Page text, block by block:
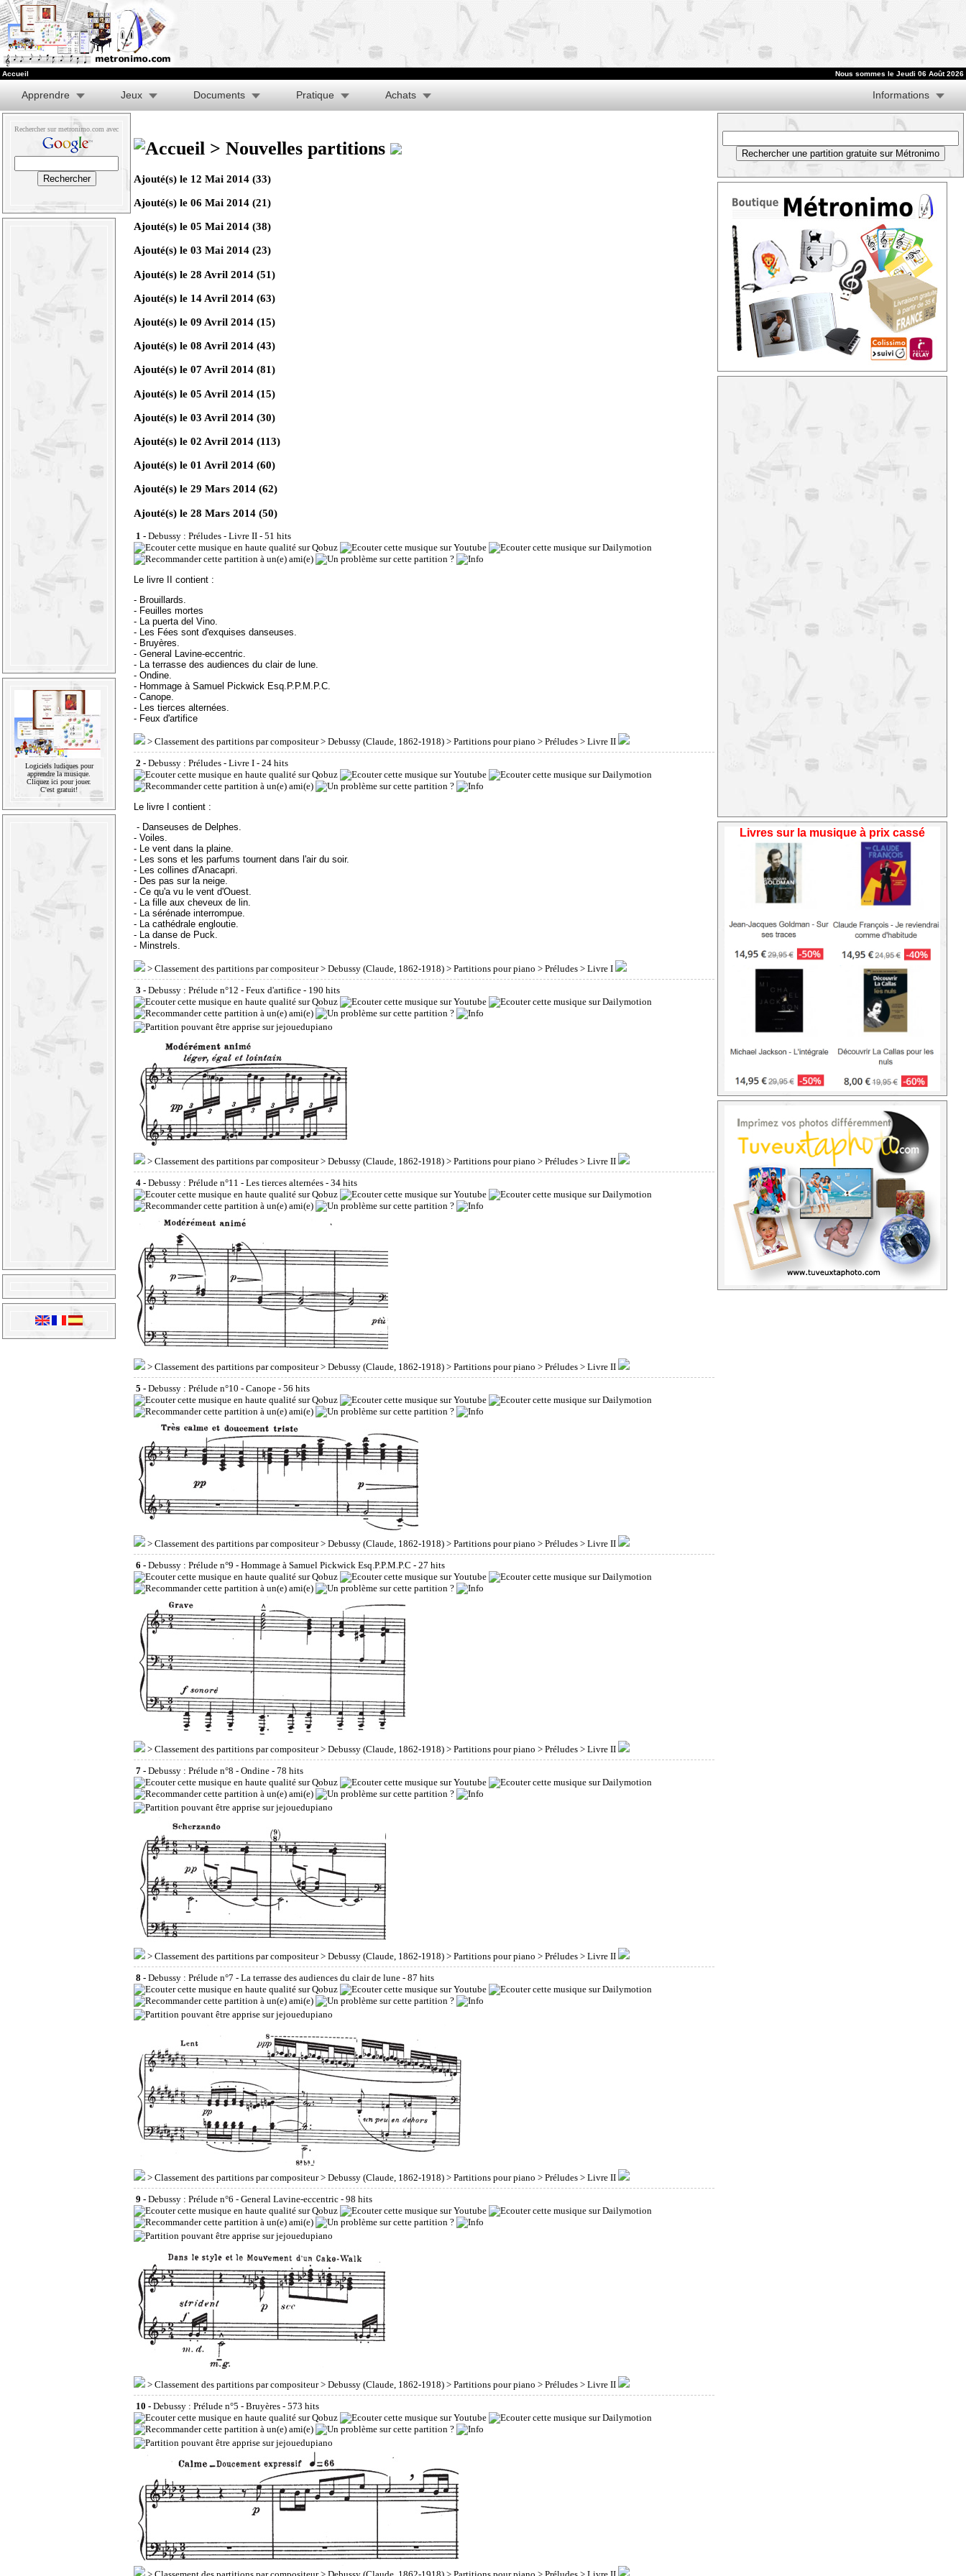
Accueil Nous sommes le Jeudi 06 Août 2026
Apprendre Jeux Documents Pratique Achats Informations
Rechercher sur metronimo.com avec
Logiciels ludiques pour
apprendre la musique.
Cliquez ici pour jouer.
C'est gratuit!
> Nouvelles partitions
Ajouté(s) le 12 Mai 2014 (33)
Ajouté(s) le 06 Mai 2014 (21)
Ajouté(s) le 05 Mai 2014 (38)
Ajouté(s) le 03 Mai 2014 (23)
Ajouté(s) le 28 Avril 2014 (51)
Ajouté(s) le 14 Avril 2014 (63)
Ajouté(s) le 09 Avril 2014 (15)
Ajouté(s) le 08 Avril 2014 (43)
Ajouté(s) le 07 Avril 2014 (81)
Ajouté(s) le 05 Avril 2014 (15)
Ajouté(s) le 03 Avril 2014 (30)
Ajouté(s) le 02 Avril 2014 (113)
Ajouté(s) le 01 Avril 2014 (60)
Ajouté(s) le 29 Mars 2014 (62)
Ajouté(s) le 28 Mars 2014 (50)
1 - Debussy : Préludes - Livre II - 51 hits
Le livre II contient :
- Brouillards.
- Feuilles mortes
- La puerta del Vino.
- Les Fées sont d'exquises danseuses.
- Bruyères.
- General Lavine-eccentric.
- La terrasse des audiences du clair de lune.
- Ondine.
- Hommage à Samuel Pickwick Esq.P.P.M.P.C.
- Canope.
- Les tierces alternées.
- Feux d'artifice
> Classement des partitions par compositeur> Debussy (Claude, 1862-1918) > Partitions pour piano > Préludes > Livre II
2 - Debussy : Préludes - Livre I - 24 hits
Le livre I contient :
- Danseuses de Delphes.
- Voiles.
- Le vent dans la plaine.
- Les sons et les parfums tournent dans l'air du soir.
- Les collines d'Anacapri.
- Des pas sur la neige.
- Ce qu'a vu le vent d'Ouest.
- La fille aux cheveux de lin.
- La sérénade interrompue.
- La cathédrale engloutie.
- La danse de Puck.
- Minstrels.
> Classement des partitions par compositeur> Debussy (Claude, 1862-1918) > Partitions pour piano > Préludes > Livre I
3 - Debussy : Prélude n°12 - Feux d'artifice - 190 hits
> Classement des partitions par compositeur> Debussy (Claude, 1862-1918) > Partitions pour piano > Préludes > Livre II
4 - Debussy : Prélude n°11 - Les tierces alternées - 34 hits
> Classement des partitions par compositeur> Debussy (Claude, 1862-1918) > Partitions pour piano > Préludes > Livre II
5 - Debussy : Prélude n°10 - Canope - 56 hits
> Classement des partitions par compositeur> Debussy (Claude, 1862-1918) > Partitions pour piano > Préludes > Livre II
6 - Debussy : Prélude n°9 - Hommage à Samuel Pickwick Esq.P.P.M.P.C - 27 hits
> Classement des partitions par compositeur> Debussy (Claude, 1862-1918) > Partitions pour piano > Préludes > Livre II
7 - Debussy : Prélude n°8 - Ondine - 78 hits
> Classement des partitions par compositeur> Debussy (Claude, 1862-1918) > Partitions pour piano > Préludes > Livre II
8 - Debussy : Prélude n°7 - La terrasse des audiences du clair de lune - 87 hits
> Classement des partitions par compositeur> Debussy (Claude, 1862-1918) > Partitions pour piano > Préludes > Livre II
9 - Debussy : Prélude n°6 - General Lavine-eccentric - 98 hits
> Classement des partitions par compositeur> Debussy (Claude, 1862-1918) > Partitions pour piano > Préludes > Livre II
10 - Debussy : Prélude n°5 - Bruyères - 573 hits
Livres sur la musique à prix cassé